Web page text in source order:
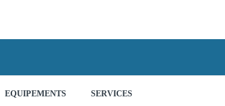
EQUIPEMENTS SERVICES